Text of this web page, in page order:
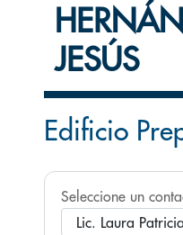
JESÚS
Edificio
Seleccione un